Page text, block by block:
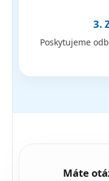
3.
Poskytujeme
Máte